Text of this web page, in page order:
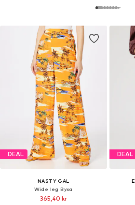
DEAL
NASTY GAL
Wide leg Byxa
365,40 kr
DEAL